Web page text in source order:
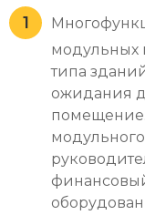
модульных
типа
ожидания